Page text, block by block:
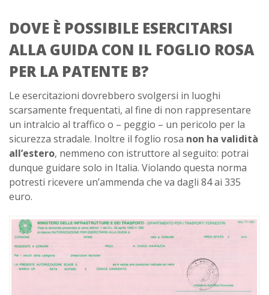
DOVE È POSSIBILE ESERCITARSI
ALLA GUIDA CON IL FOGLIO ROSA
PER LA PATENTE B?
Le esercitazioni dovrebbero svolgersi in luoghi
scarsamente frequentati, al fine di non rappresentare
un intralcio al traffico o – peggio – un pericolo per la
sicurezza stradale. Inoltre il foglio rosa non ha validità
all’estero, nemmeno con istruttore al seguito: potrai
dunque guidare solo in Italia. Violando questa norma
potresti ricevere un’ammenda che va dagli 84 ai 335
euro.